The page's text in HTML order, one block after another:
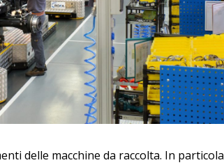
delle macchine da raccolta. In